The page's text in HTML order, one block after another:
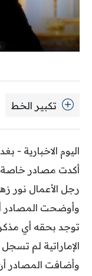
تكبير الخط
اليوم الاخبارية -
أكدت مصادر خاصة
رجل الأعمال نور
وأوضحت المصادر
توجد بحقه أي
الإماراتية لم
وأضافت المصادر